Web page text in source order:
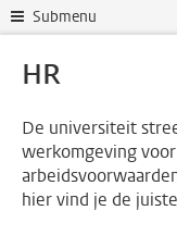
Submenu
HR
De universiteit
werkomgeving
hier vind je de